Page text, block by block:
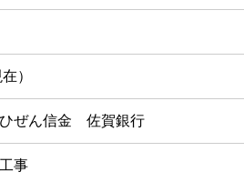
）
ぜん信金 佐賀銀行
事